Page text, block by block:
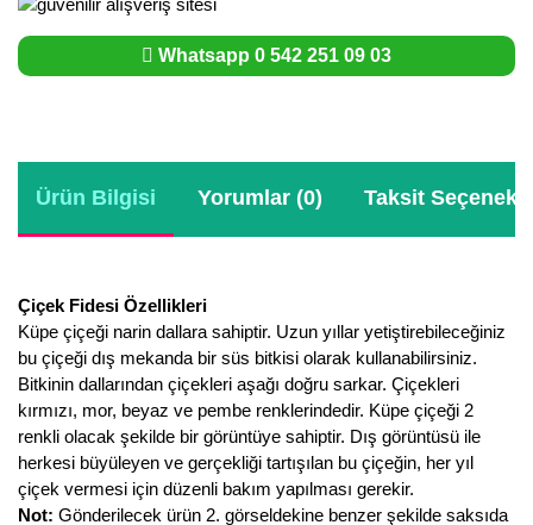
Whatsapp 0 542 251 09 03
Ürün Bilgisi Yorumlar (0) Taksit
Çiçek Fidesi Özellikleri
Küpe çiçeği narin dallara sahiptir. Uzun yıllar yetiştirebileceğiniz
bu çiçeği dış mekanda bir süs bitkisi olarak kullanabilirsiniz.
Bitkinin dallarından çiçekleri aşağı doğru sarkar. Çiçekleri
kırmızı, mor, beyaz ve pembe renklerindedir. Küpe çiçeği 2
renkli olacak şekilde bir görüntüye sahiptir. Dış görüntüsü ile
herkesi büyüleyen ve gerçekliği tartışılan bu çiçeğin, her yıl
çiçek vermesi için düzenli bakım yapılması gerekir.
Not: Gönderilecek ürün 2. görseldekine benzer şekilde saksıda